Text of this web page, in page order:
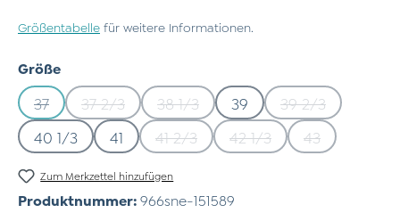
Größentabelle für weitere Informationen.
Größeauswählen
37(Diese Option ist zurzeit nicht verfügbar.)
37 2/3(Diese Option ist zurzeit nicht verfügbar.)
38 1/3(Diese Option ist zurzeit nicht
39 39 2/3(Diese Option
40 1/3 41 41 2/3(Diese Option ist zurzeit nicht
42 1/3(Diese Option ist
43(Diese
Zum Merkzettel hinzufügen
Produktnummer: 966sne-151589